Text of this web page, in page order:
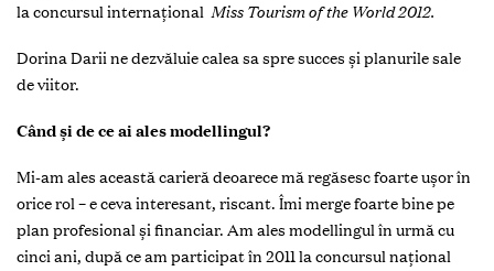
la concursul internațional Miss Tourism of the World 2012.
Dorina Darii ne dezvăluie calea sa spre succes și planurile sale
de viitor.
Când și de ce ai ales modellingul?
Mi-am ales această carieră deoarece mă regăsesc foarte ușor în
orice rol – e ceva interesant, riscant. Îmi merge foarte bine pe
plan profesional și financiar. Am ales modellingul în urmă cu
cinci ani, după ce am participat în 2011 la concursul național